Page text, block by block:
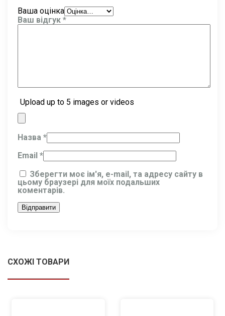
Ваша оцінка
Ваш відгук *
Upload up to 5 images or videos
Назва *
Email *
Зберегти моє ім'я, e-mail, та адресу сайту в
цьому браузері для моїх подальших
коментарів.
СХОЖІ ТОВАРИ